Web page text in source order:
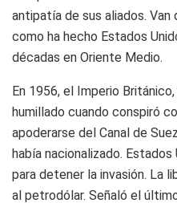
antipatía de sus aliados.
como ha hecho Estados
décadas en Oriente Medio.
En 1956, el Imperio
humillado cuando conspiró
apoderarse del Canal de
había nacionalizado. Estados
para detener la invasión. La
al petrodólar. Señaló el